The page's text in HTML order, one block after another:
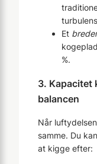
Et
%.
3. Kapacitet
balancen
Når
samme. Du
at kigge efter: